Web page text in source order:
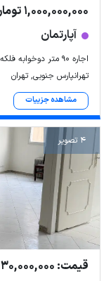
1,000,000,000 تومان رهن
آپارتمان
اجاره ۹۰ متر دوخوابه فلکه اول تهرانپارس
تهرانپارس جنوبی, تهران
مشاهده جزییات
4 تصویر
قیمت: 30,000,000 تومان اجاره